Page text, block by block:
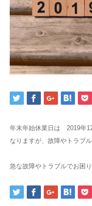
年末年始休業日は 2019年
なりますが、故障やトラブ
急な故障やトラブルでお困
お問い合わせ